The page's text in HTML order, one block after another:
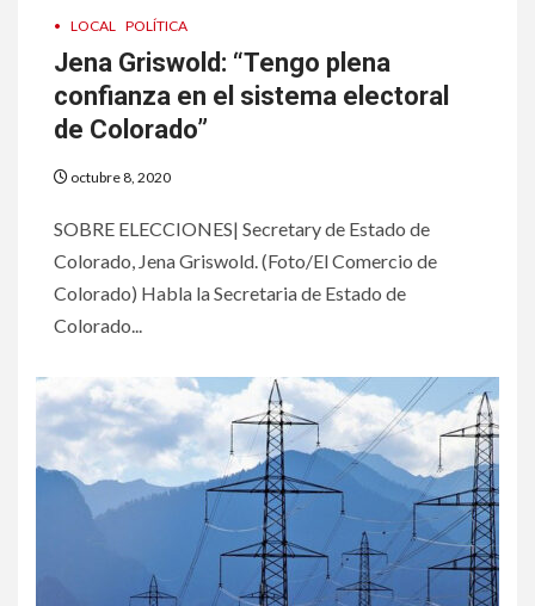
• LOCAL POLÍTICA
Jena Griswold: “Tengo plena
confianza en el sistema electoral
de Colorado”
octubre 8, 2020
SOBRE ELECCIONES| Secretary de Estado de
Colorado, Jena Griswold. (Foto/El Comercio de
Colorado) Habla la Secretaria de Estado de
Colorado...
HOGAR Y SALUD
Insistir también tiene su